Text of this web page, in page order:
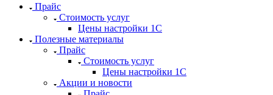
Прайс
Стоимость услуг
Цены настройки 1С
Полезные материалы
Прайс
Стоимость услуг
Цены настройки 1С
Акции и новости